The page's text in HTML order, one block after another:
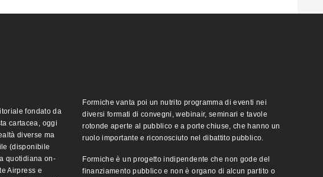
fondato da
cartacea, oggi
diverse ma
(disponibile
quotidiana on-
Airpress e
Formiche vanta poi un nutrito programma di eventi nei
diversi formati di convegni, webinair, seminari e tavole
rotonde aperte al pubblico e a porte chiuse, che hanno un
ruolo importante e riconosciuto nel dibattito pubblico.
Formiche è un progetto indipendente che non gode del
finanziamento pubblico e non è organo di alcun partito o